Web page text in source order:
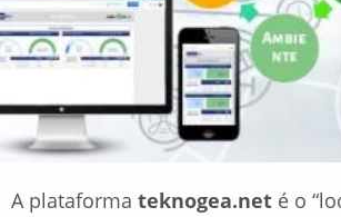
A plataforma teknogea.net é o